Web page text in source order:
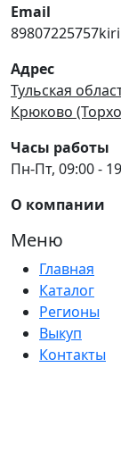
Email
Адрес
Тульская
Крюково
Часы работы
Пн-Пт, 09:00 -
О компании
Меню
Главная
Каталог
Регионы
Выкуп
Контакты